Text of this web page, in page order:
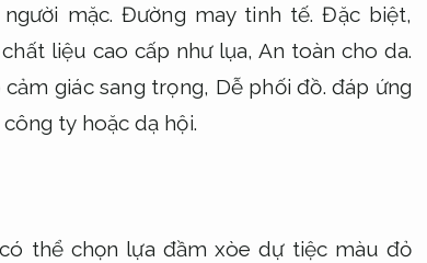
mặc.Đường may tinh tế. Đặc biệt,
liệu cao cấp như lụa,An toàn cho da.
giác sang trọng, Dễ phối đồ. đáp ứng
ty hoặc dạ hội.
thể chọn lựa đầm xòe dự tiệc màu đỏ